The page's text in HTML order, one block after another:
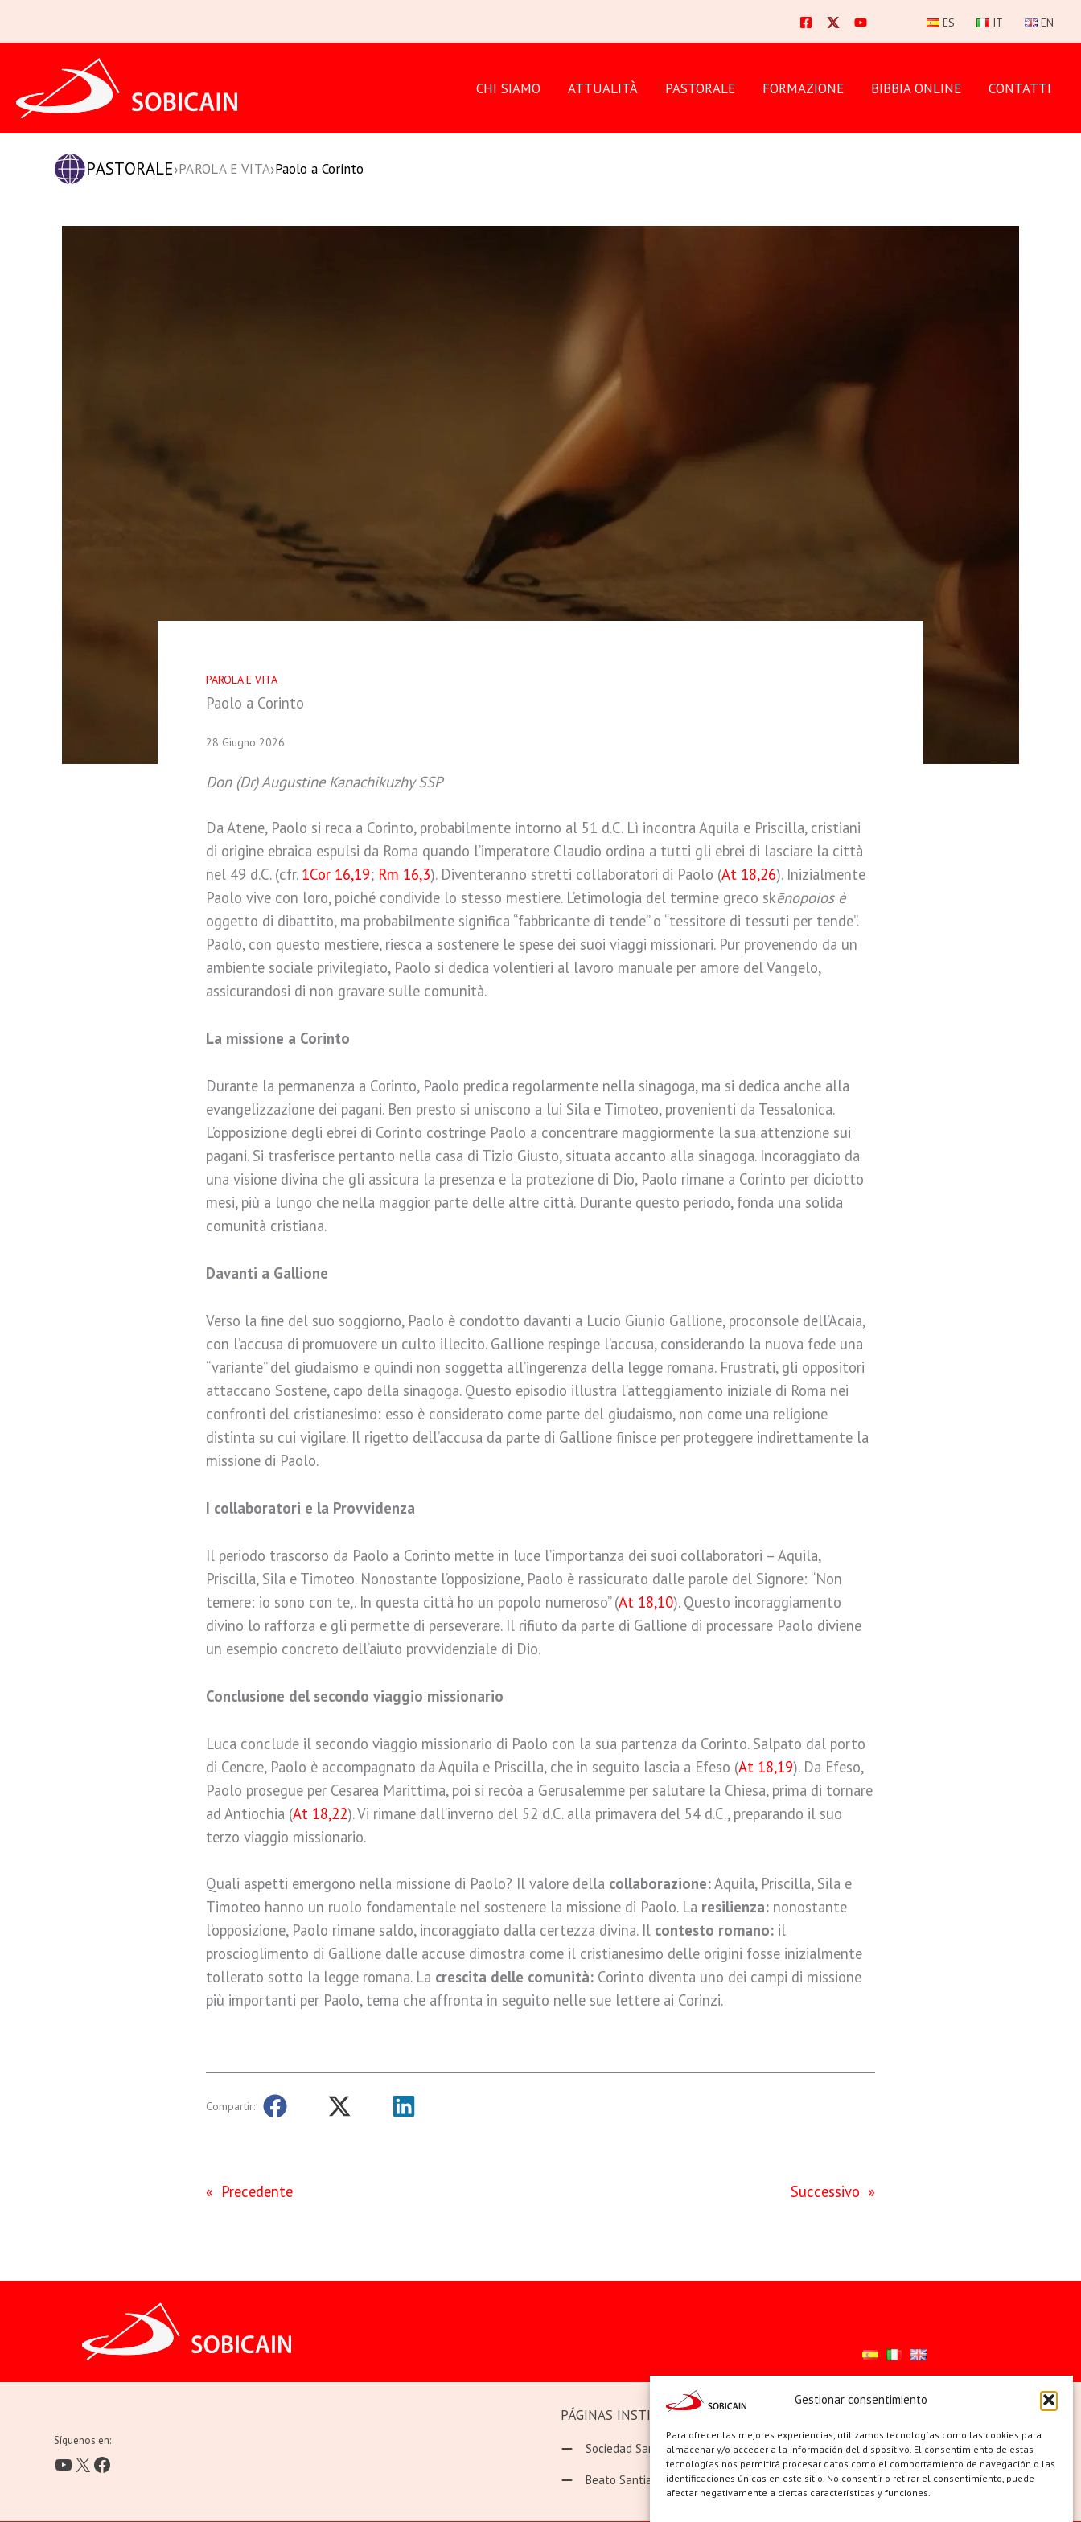
Gestionar consentimiento
Para ofrecer las mejores experiencias, utilizamos tecnologías como las cookies para
almacenar y/o acceder a la información del dispositivo. El consentimiento de estas
tecnologías nos permitirá procesar datos como el comportamiento de navegación o las
identificaciones únicas en este sitio. No consentir o retirar el consentimiento, puede
afectar negativamente a ciertas características y funciones.
ES IT EN
CHI SIAMO ATTUALITÀ PASTORALE FORMAZIONE BIBBIA ONLINE CONTATTI
PASTORALE›PAROLA E VITA›Paolo a Corinto
PAROLA E VITA
Paolo a Corinto
28 Giugno 2026
Don (Dr) Augustine Kanachikuzhy SSP
Da Atene, Paolo si reca a Corinto, probabilmente intorno al 51 d.C. Lì incontra Aquila e Priscilla, cristiani
di origine ebraica espulsi da Roma quando l’imperatore Claudio ordina a tutti gli ebrei di lasciare la città
nel 49 d.C. (cfr. 1Cor 16,19; Rm 16,3). Diventeranno stretti collaboratori di Paolo (At 18,26). Inizialmente
Paolo vive con loro, poiché condivide lo stesso mestiere. L’etimologia del termine greco skēnopoios è
oggetto di dibattito, ma probabilmente significa “fabbricante di tende” o “tessitore di tessuti per tende”.
Paolo, con questo mestiere, riesca a sostenere le spese dei suoi viaggi missionari. Pur provenendo da un
ambiente sociale privilegiato, Paolo si dedica volentieri al lavoro manuale per amore del Vangelo,
assicurandosi di non gravare sulle comunità.
La missione a Corinto
Durante la permanenza a Corinto, Paolo predica regolarmente nella sinagoga, ma si dedica anche alla
evangelizzazione dei pagani. Ben presto si uniscono a lui Sila e Timoteo, provenienti da Tessalonica.
L’opposizione degli ebrei di Corinto costringe Paolo a concentrare maggiormente la sua attenzione sui
pagani. Si trasferisce pertanto nella casa di Tizio Giusto, situata accanto alla sinagoga. Incoraggiato da
una visione divina che gli assicura la presenza e la protezione di Dio, Paolo rimane a Corinto per diciotto
mesi, più a lungo che nella maggior parte delle altre città. Durante questo periodo, fonda una solida
comunità cristiana.
Davanti a Gallione
Verso la fine del suo soggiorno, Paolo è condotto davanti a Lucio Giunio Gallione, proconsole dell’Acaia,
con l’accusa di promuovere un culto illecito. Gallione respinge l’accusa, considerando la nuova fede una
“variante” del giudaismo e quindi non soggetta all’ingerenza della legge romana. Frustrati, gli oppositori
attaccano Sostene, capo della sinagoga. Questo episodio illustra l’atteggiamento iniziale di Roma nei
confronti del cristianesimo: esso è considerato come parte del giudaismo, non come una religione
distinta su cui vigilare. Il rigetto dell’accusa da parte di Gallione finisce per proteggere indirettamente la
missione di Paolo.
I collaboratori e la Provvidenza
Il periodo trascorso da Paolo a Corinto mette in luce l’importanza dei suoi collaboratori – Aquila,
Priscilla, Sila e Timoteo. Nonostante l’opposizione, Paolo è rassicurato dalle parole del Signore: “Non
temere: io sono con te,. In questa città ho un popolo numeroso” (At 18,10). Questo incoraggiamento
divino lo rafforza e gli permette di perseverare. Il rifiuto da parte di Gallione di processare Paolo diviene
un esempio concreto dell’aiuto provvidenziale di Dio.
Conclusione del secondo viaggio missionario
Luca conclude il secondo viaggio missionario di Paolo con la sua partenza da Corinto. Salpato dal porto
di Cencre, Paolo è accompagnato da Aquila e Priscilla, che in seguito lascia a Efeso (At 18,19). Da Efeso,
Paolo prosegue per Cesarea Marittima, poi si recòa a Gerusalemme per salutare la Chiesa, prima di tornare
ad Antiochia (At 18,22). Vi rimane dall’inverno del 52 d.C. alla primavera del 54 d.C., preparando il suo
terzo viaggio missionario.
Quali aspetti emergono nella missione di Paolo? Il valore della collaborazione:Aquila, Priscilla, Sila e
Timoteo hanno un ruolo fondamentale nel sostenere la missione di Paolo. La resilienza: nonostante
l’opposizione, Paolo rimane saldo, incoraggiato dalla certezza divina. Il contesto romano:il
proscioglimento di Gallione dalle accuse dimostra come il cristianesimo delle origini fosse inizialmente
tollerato sotto la legge romana. La crescita delle comunità: Corinto diventa uno dei campi di missione
più importanti per Paolo, tema che affronta in seguito nelle sue lettere ai Corinzi.
Compartir:
« Precedente Successivo »
Síguenos en:
YouTube
X Facebook
PÁGINAS INSTITUCIONALES
Sociedad San Pablo
Beato Santiago Alberione